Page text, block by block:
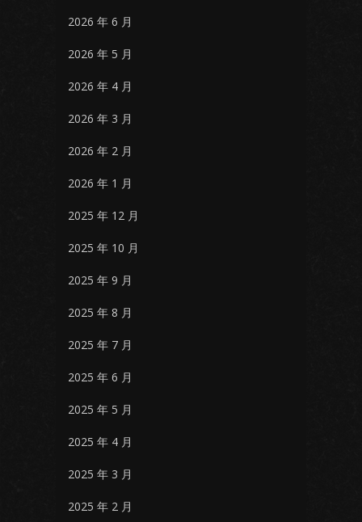
2026 年 6 月
2026 年 5 月
2026 年 4 月
2026 年 3 月
2026 年 2 月
2026 年 1 月
2025 年 12 月
2025 年 10 月
2025 年 9 月
2025 年 8 月
2025 年 7 月
2025 年 6 月
2025 年 5 月
2025 年 4 月
2025 年 3 月
2025 年 2 月